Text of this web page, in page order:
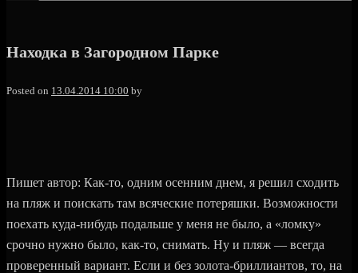
Находка в Загородном Парке
Posted on 13.04.2014 10:00 by
Пишет автор: Как-то, одним осенним днем, я решил сходить
на пляж и поискать там всяческие потеряшки. Возможности
поехать куда-нибудь подальше у меня не было, а «ломку»
срочно нужно было, как-то, снимать. Ну и пляж — всегда
проверенный вариант. Если и без золота-бриллиантов, то, на